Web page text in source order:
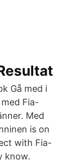
Gå med i
Fia-
Med
is on
with Fia-
know.